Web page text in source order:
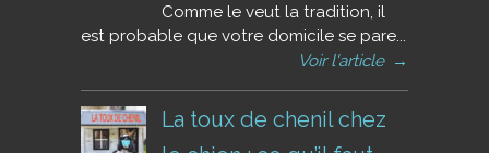
Comme le veut la tradition, il
est probable que votre domicile se pare...
Voir l'article →
La toux de chenil chez